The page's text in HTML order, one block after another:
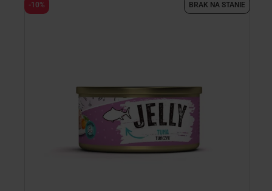
-10% BRAK NA STANIE